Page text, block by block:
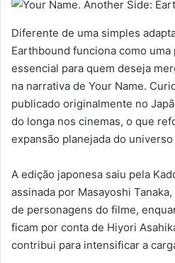
Diferente de uma simples
Earthbound funciona como
essencial para quem deseja
na narrativa de Your Name.
publicado originalmente no
do longa nos cinemas, o que
expansão planejada do universo
A edição japonesa saiu pela
assinada por Masayoshi
de personagens do filme,
ficam por conta de Hiyori
contribui para intensificar a